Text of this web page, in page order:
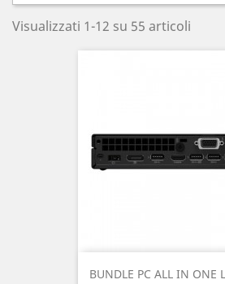
Visualizzati 1-12 su 55 articoli
BUNDLE PC ALL IN ONE